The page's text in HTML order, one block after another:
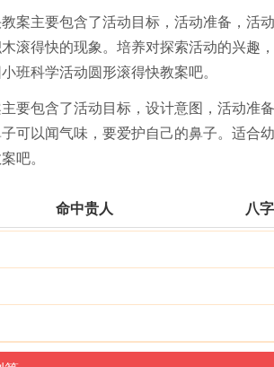
案主要包含了活动目标，活动准备，活
滚得快的现象。培养对探索活动的兴趣
班科学活动圆形滚得快教案吧。
要包含了活动目标，设计意图，活动准
可以闻气味，要爱护自己的鼻子。适合
吧。
命中贵人 八